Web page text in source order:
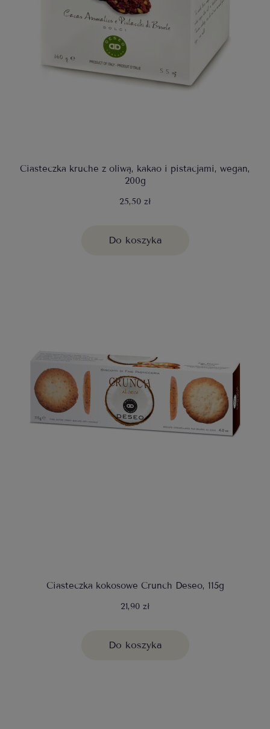
Ciasteczka kruche z oliwą, kakao i pistacjami, wegan,
200g
25,50 zł
Do koszyka
Ciasteczka kokosowe Crunch Deseo, 115g
21,90 zł
Do koszyka